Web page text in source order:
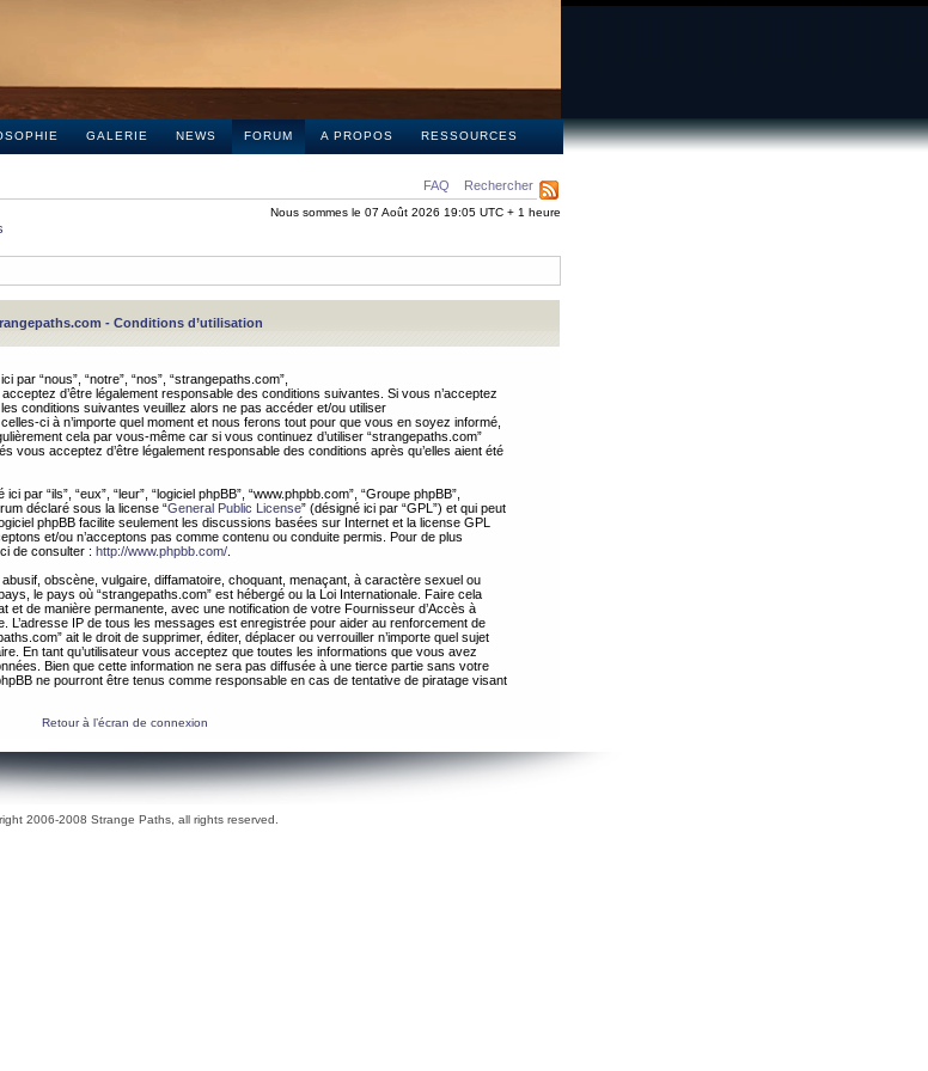
GALERIE NEWS FORUM A PROPOS RESSOURCES
FAQ Rechercher
Nous sommes le 07 Août 2026 19:05 UTC + 1 heure
- Conditions d’utilisation
“nous”, “notre”, “nos”, “strangepaths.com”,
d’être légalement responsable des conditions suivantes. Si vous n’acceptez
conditions suivantes veuillez alors ne pas accéder et/ou utiliser
ci à n’importe quel moment et nous ferons tout pour que vous en soyez informé,
cela par vous-même car si vous continuez d’utiliser “strangepaths.com”
vous acceptez d’être légalement responsable des conditions après qu’elles aient été
par “ils”, “eux”, “leur”, “logiciel phpBB”, “www.phpbb.com”, “Groupe phpBB”,
déclaré sous la license “General Public License” (désigné ici par “GPL”) et qui peut
phpBB facilite seulement les discussions basées sur Internet et la license GPL
et/ou n’acceptons pas comme contenu ou conduite permis. Pour de plus
de consulter : http://www.phpbb.com/
obscène, vulgaire, diffamatoire, choquant, menaçant, à caractère sexuel ou
le pays où “strangepaths.com” est hébergé ou la Loi Internationale. Faire cela
et de manière permanente, avec une notification de votre Fournisseur d’Accès à
L’adresse IP de tous les messages est enregistrée pour aider au renforcement de
ait le droit de supprimer, éditer, déplacer ou verrouiller n’importe quel sujet
En tant qu’utilisateur vous acceptez que toutes les informations que vous avez
Bien que cette information ne sera pas diffusée à une tierce partie sans votre
ne pourront être tenus comme responsable en cas de tentative de piratage visant
Retour à l’écran de connexion
2006-2008 Strange Paths, all rights reserved.